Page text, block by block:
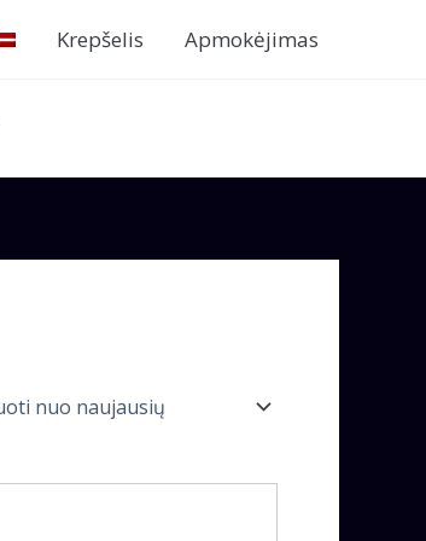
Krepšelis Apmokėjimas